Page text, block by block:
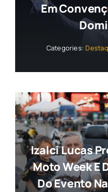
Em
Categories:
Izalci Lucas
Moto Week E
Do Evento